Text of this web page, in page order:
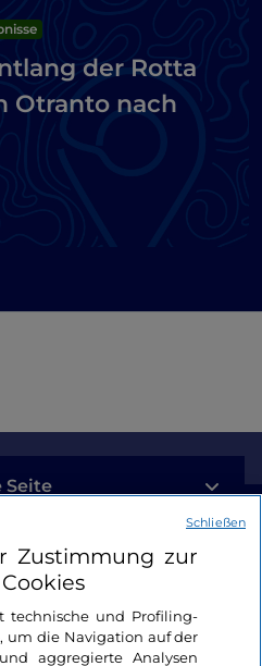
der Rotta
Otranto nach
Seite
Zustimmung zur
technische und Profiling-
um die Navigation auf der
aggregierte Analysen
Schließen